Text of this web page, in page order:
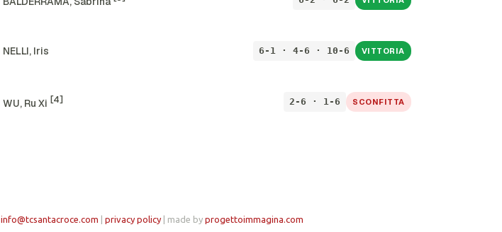
NELLI, Iris 6-1 · 4-6 · 10-6 VITTORIA
WU, Ru Xi [4] 2-6 · 1-6 SCONFITTA
info@tcsantacroce.com privacy policy | made by progettoimmagina.com